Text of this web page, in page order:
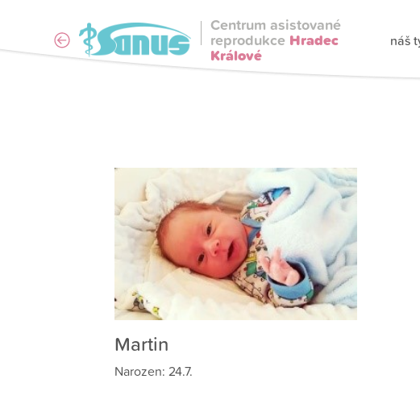
Centrum asistované
reprodukce Hradec
Králové
náš
Martin
Narozen: 24.7.